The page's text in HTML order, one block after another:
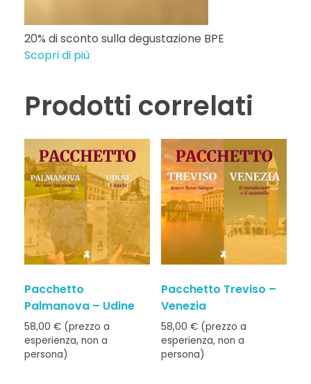
20% di sconto sulla degustazione BPE
Scopri di più
Prodotti correlati
Pacchetto
Palmanova – Udine
58,00 € (prezzo a
esperienza, non a
persona)
Pacchetto Treviso –
Venezia
58,00 €(prezzo a
esperienza, non a
persona)